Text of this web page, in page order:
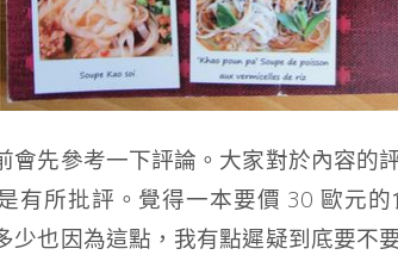
會先參考一下評論。大家對於內容的
有所批評。覺得一本要價 30 歐元
少也因為這點，我有點遲疑到底要不